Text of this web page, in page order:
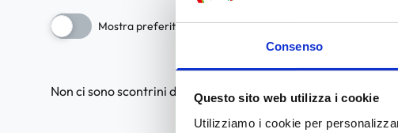
Consenso
Questo sito web utilizza i cookie
Utilizziamo i cookie per
Mostra preferiti
Non ci sono scontrini da mostrare